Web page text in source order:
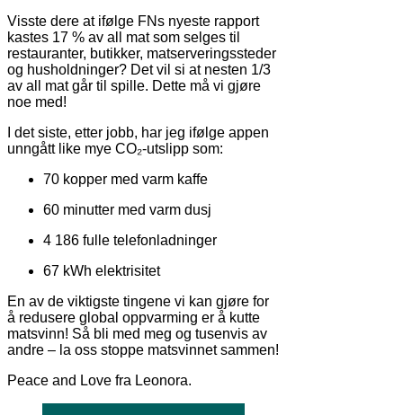
Visste dere at ifølge FNs nyeste rapport
kastes 17 % av all mat som selges til
restauranter, butikker, matserveringssteder
og husholdninger? Det vil si at nesten 1/3
av all mat går til spille. Dette må vi gjøre
noe med!
I det siste, etter jobb, har jeg ifølge appen
unngått like mye CO₂-utslipp som:
70 kopper med varm kaffe
60 minutter med varm dusj
4 186 fulle telefonladninger
67 kWh elektrisitet
En av de viktigste tingene vi kan gjøre for
å redusere global oppvarming er å kutte
matsvinn! Så bli med meg og tusenvis av
andre – la oss stoppe matsvinnet sammen!
Peace and Love fra Leonora.